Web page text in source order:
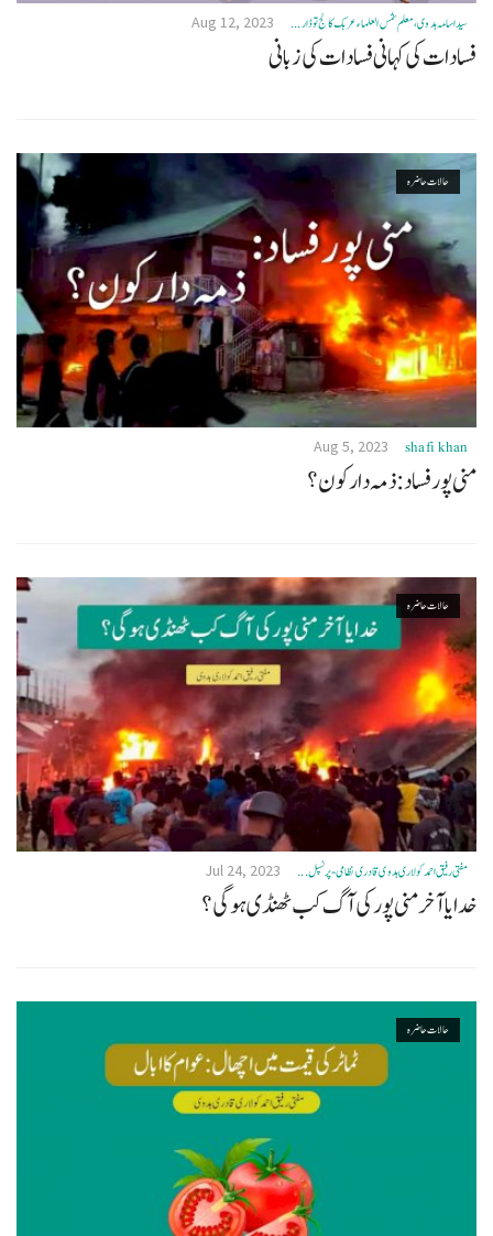
سید اسامہ ہدوی، معلم شمس العلماء عربک کالج توڈار ... Aug 12, 2023
فسادات کی کہانی فسادات کی زبانی
حالات حاضرہ
shafi khan
Aug 5, 2023
منی پور فساد:ذمہ دار کون؟
حالات حاضرہ
مفتی رفیق احمد کولاری ہدوی قادری نظامی- پرنسپل ... Jul 24, 2023
خدایا آخر منی پور کی آگ کب ٹھنڈی ہوگی؟
حالات حاضرہ